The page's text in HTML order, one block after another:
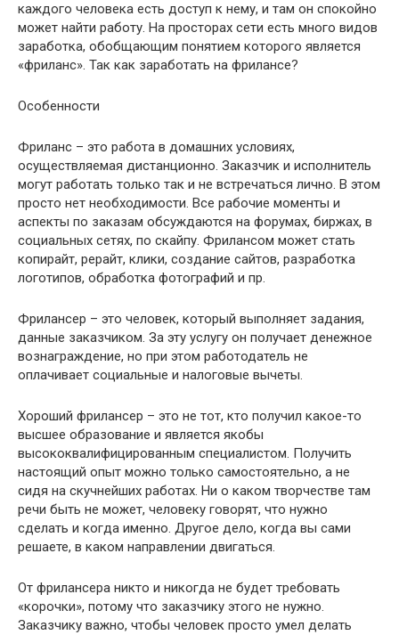
каждого человека есть доступ к нему, и там он спокойно
может найти работу. На просторах сети есть много видов
заработка, обобщающим понятием которого является
«фриланс». Так как заработать на фрилансе?
Особенности
Фриланс – это работа в домашних условиях,
осуществляемая дистанционно. Заказчик и исполнитель
могут работать только так и не встречаться лично. В этом
просто нет необходимости. Все рабочие моменты и
аспекты по заказам обсуждаются на форумах, биржах, в
социальных сетях, по скайпу. Фрилансом может стать
копирайт, рерайт, клики, создание сайтов, разработка
логотипов, обработка фотографий и пр.
Фрилансер – это человек, который выполняет задания,
данные заказчиком. За эту услугу он получает денежное
вознаграждение, но при этом работодатель не
оплачивает социальные и налоговые вычеты.
Хороший фрилансер – это не тот, кто получил какое-то
высшее образование и является якобы
высококвалифицированным специалистом. Получить
настоящий опыт можно только самостоятельно, а не
сидя на скучнейших работах. Ни о каком творчестве там
речи быть не может, человеку говорят, что нужно
сделать и когда именно. Другое дело, когда вы сами
решаете, в каком направлении двигаться.
От фрилансера никто и никогда не будет требовать
«корочки», потому что заказчику этого не нужно.
Заказчику важно, чтобы человек просто умел делать